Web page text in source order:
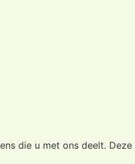
die u met ons deelt.